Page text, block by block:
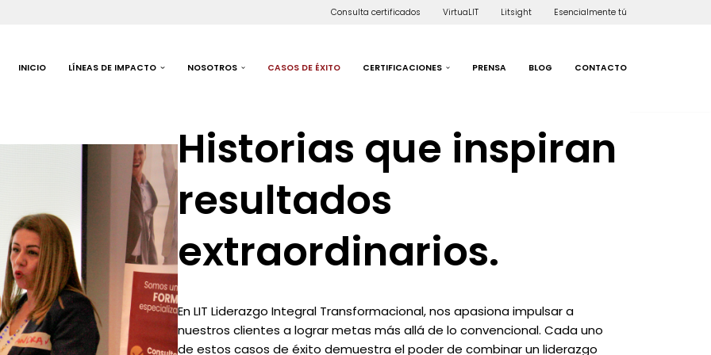
Consulta certificados VirtuaLIT Litsight Esencialmente tú
INICIO LÍNEAS DE IMPACTO NOSOTROS CASOS DE ÉXITO CERTIFICACIONES PRENSA BLOG CONTACTO
Historias que inspiran
resultados
extraordinarios.
En LIT Liderazgo Integral Transformacional, nos apasiona impulsar a
nuestros clientes a lograr metas más allá de lo convencional. Cada uno
de estos casos de éxito demuestra el poder de combinar un liderazgo